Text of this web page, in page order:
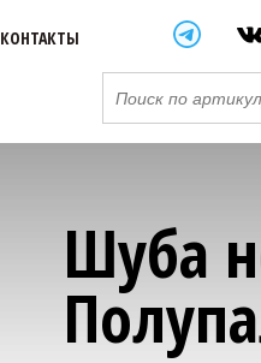
КОНТАКТЫ
Шуба